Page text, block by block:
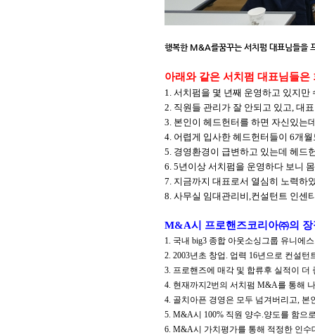
행복한 M&A를꿈꾸는 서치펌 대표님들을
아래와 같은 서치펌 대표님들은
1. 서치펌을 몇 년째 운영하고 있지만
2. 직원들 관리가 잘 안되고 있고, 대
3. 본인이 헤드헌터를 하면 자신있는
4. 어렵게 입사한 헤드헌터들이 6개월
5. 경영환경이 급변하고 있는데 헤드
6. 5년이상 서치펌을 운영하다 보니
7. 지금까지 대표로서 열심히 노력하
8. 사무실 임대관리비,컨설턴트 인센
M&A시 프로핸즈코리아㈜의
1. 국내 big3 종합 아웃소싱그룹 유니에
2. 2003년초 창업 . 업력 16년으로 컨설턴
3. 프로핸즈에 매각 및 합류후 실적이 더
4. 현재까지 2번의 서치펌 M&A를 통해
4. 골치아픈 경영은 모두 넘겨버리고, 본
5. M&A시 100% 직원 양수.양도를 함으
6. M&A시 가치평가를 통해 적정한 인